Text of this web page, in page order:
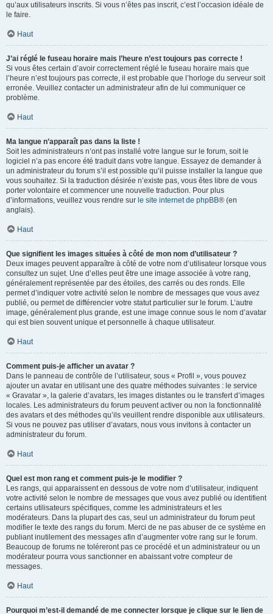
qu’aux utilisateurs inscrits. Si vous n’êtes pas inscrit, c’est l’occasion idéale de
le faire.
Haut
J’ai réglé le fuseau horaire mais l’heure n’est toujours pas correcte !
Si vous êtes certain d’avoir correctement réglé le fuseau horaire mais que
l’heure n’est toujours pas correcte, il est probable que l’horloge du serveur soit
erronée. Veuillez contacter un administrateur afin de lui communiquer ce
problème.
Haut
Ma langue n’apparaît pas dans la liste !
Soit les administrateurs n’ont pas installé votre langue sur le forum, soit le
logiciel n’a pas encore été traduit dans votre langue. Essayez de demander à
un administrateur du forum s’il est possible qu’il puisse installer la langue que
vous souhaitez. Si la traduction désirée n’existe pas, vous êtes libre de vous
porter volontaire et commencer une nouvelle traduction. Pour plus
d’informations, veuillez vous rendre sur le site internet de phpBB® (en
anglais).
Haut
Que signifient les images situées à côté de mon nom d’utilisateur ?
Deux images peuvent apparaître à côté de votre nom d’utilisateur lorsque vous
consultez un sujet. Une d’elles peut être une image associée à votre rang,
généralement représentée par des étoiles, des carrés ou des ronds. Elle
permet d’indiquer votre activité selon le nombre de messages que vous avez
publié, ou permet de différencier votre statut particulier sur le forum. L’autre
image, généralement plus grande, est une image connue sous le nom d’avatar
qui est bien souvent unique et personnelle à chaque utilisateur.
Haut
Comment puis-je afficher un avatar ?
Dans le panneau de contrôle de l’utilisateur, sous « Profil », vous pouvez
ajouter un avatar en utilisant une des quatre méthodes suivantes : le service
« Gravatar », la galerie d’avatars, les images distantes ou le transfert d’images
locales. Les administrateurs du forum peuvent activer ou non la fonctionnalité
des avatars et des méthodes qu’ils veuillent rendre disponible aux utilisateurs.
Si vous ne pouvez pas utiliser d’avatars, nous vous invitons à contacter un
administrateur du forum.
Haut
Quel est mon rang et comment puis-je le modifier ?
Les rangs, qui apparaissent en dessous de votre nom d’utilisateur, indiquent
votre activité selon le nombre de messages que vous avez publié ou identifient
certains utilisateurs spécifiques, comme les administrateurs et les
modérateurs. Dans la plupart des cas, seul un administrateur du forum peut
modifier le texte des rangs du forum. Merci de ne pas abuser de ce système en
publiant inutilement des messages afin d’augmenter votre rang sur le forum.
Beaucoup de forums ne toléreront pas ce procédé et un administrateur ou un
modérateur pourra vous sanctionner en abaissant votre compteur de
messages.
Haut
Pourquoi m’est-il demandé de me connecter lorsque je clique sur le lien de